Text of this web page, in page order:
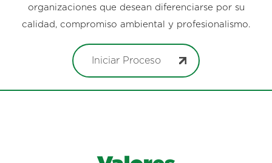
organizaciones que desean diferenciarse por su
calidad, compromiso ambiental y profesionalismo.
Iniciar Proceso